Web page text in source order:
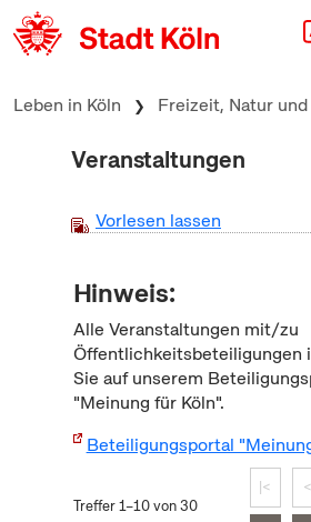
zum Inhalt springen
Leben in Köln Freizeit, Natur
Veranstaltungen
Vorlesen lassen
Hinweis:
Alle Veranstaltungen mit/zu
Öffentlichkeitsbeteiligungen
Sie auf unserem
"Meinung für Köln".
Beteiligungsportal
Treffer 1–10 von 30
|< <